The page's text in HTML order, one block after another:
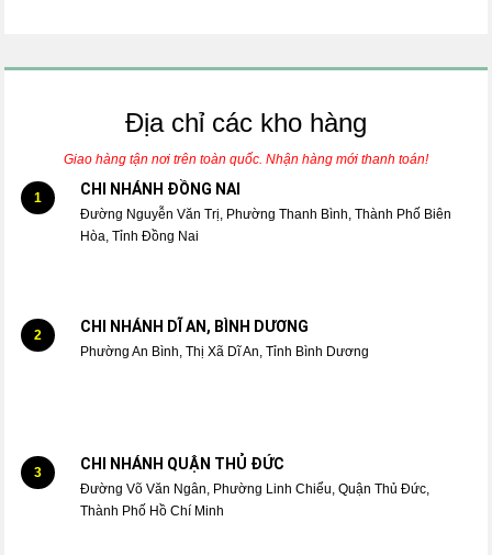
Địa chỉ các kho hàng
Giao hàng tận nơi trên toàn quốc. Nhận hàng mới thanh toán!
1 CHI NHÁNH ĐỒNG NAI
Đường Nguyễn Văn Trị, Phường Thanh Bình, Thành Phố Biên
Hòa, Tỉnh Đồng Nai
2 CHI NHÁNH DĨ AN, BÌNH DƯƠNG
Phường An Bình, Thị Xã Dĩ An, Tỉnh Bình Dương
3 CHI NHÁNH QUẬN THỦ ĐỨC
Đường Võ Văn Ngân, Phường Linh Chiểu, Quận Thủ Đức,
Thành Phố Hồ Chí Minh